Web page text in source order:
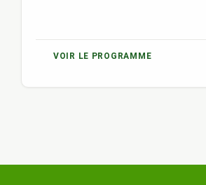
VOIR LE PROGRAMME